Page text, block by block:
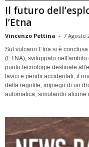
Il futuro
l’Etna
Vincenzo Pettina - 7 Agosto
Sul vulcano Etna si è
(ETNA), sviluppato
punto tecnologie destinate
lavici e pendii accidentati, il
della regolite, impiego di un
automatica, simulando alcune